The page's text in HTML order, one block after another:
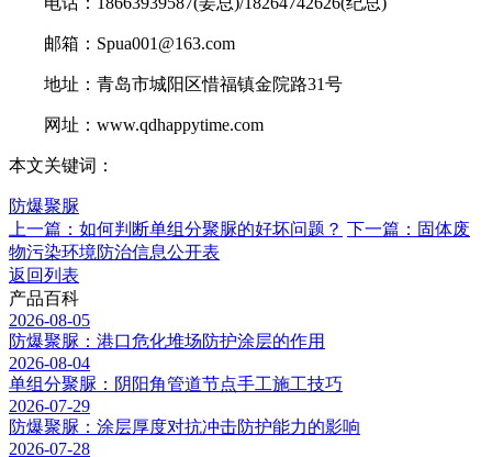
邮箱：Spua001@163.com
地址：青岛市城阳区惜福镇金院路31号
网址：www.qdhappytime.com
本文关键词：
防爆聚脲
上一篇：如何判断单组分聚脲的好坏问题？ 下一篇：固体废
物污染环境防治信息公开表
返回列表
产品百科
2026-08-05
防爆聚脲：港口危化堆场防护涂层的作用
2026-08-04
单组分聚脲：阴阳角管道节点手工施工技巧
2026-07-29
防爆聚脲：涂层厚度对抗冲击防护能力的影响
2026-07-28